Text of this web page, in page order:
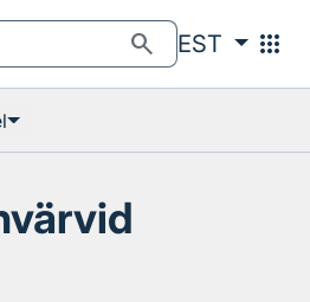
search EST apps